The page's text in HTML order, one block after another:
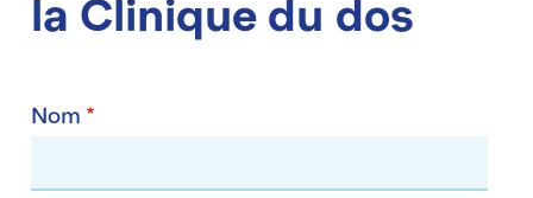
la Clinique du dos
Nom